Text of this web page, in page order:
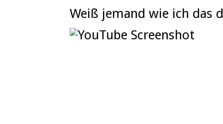
Weiß jemand wie ich das